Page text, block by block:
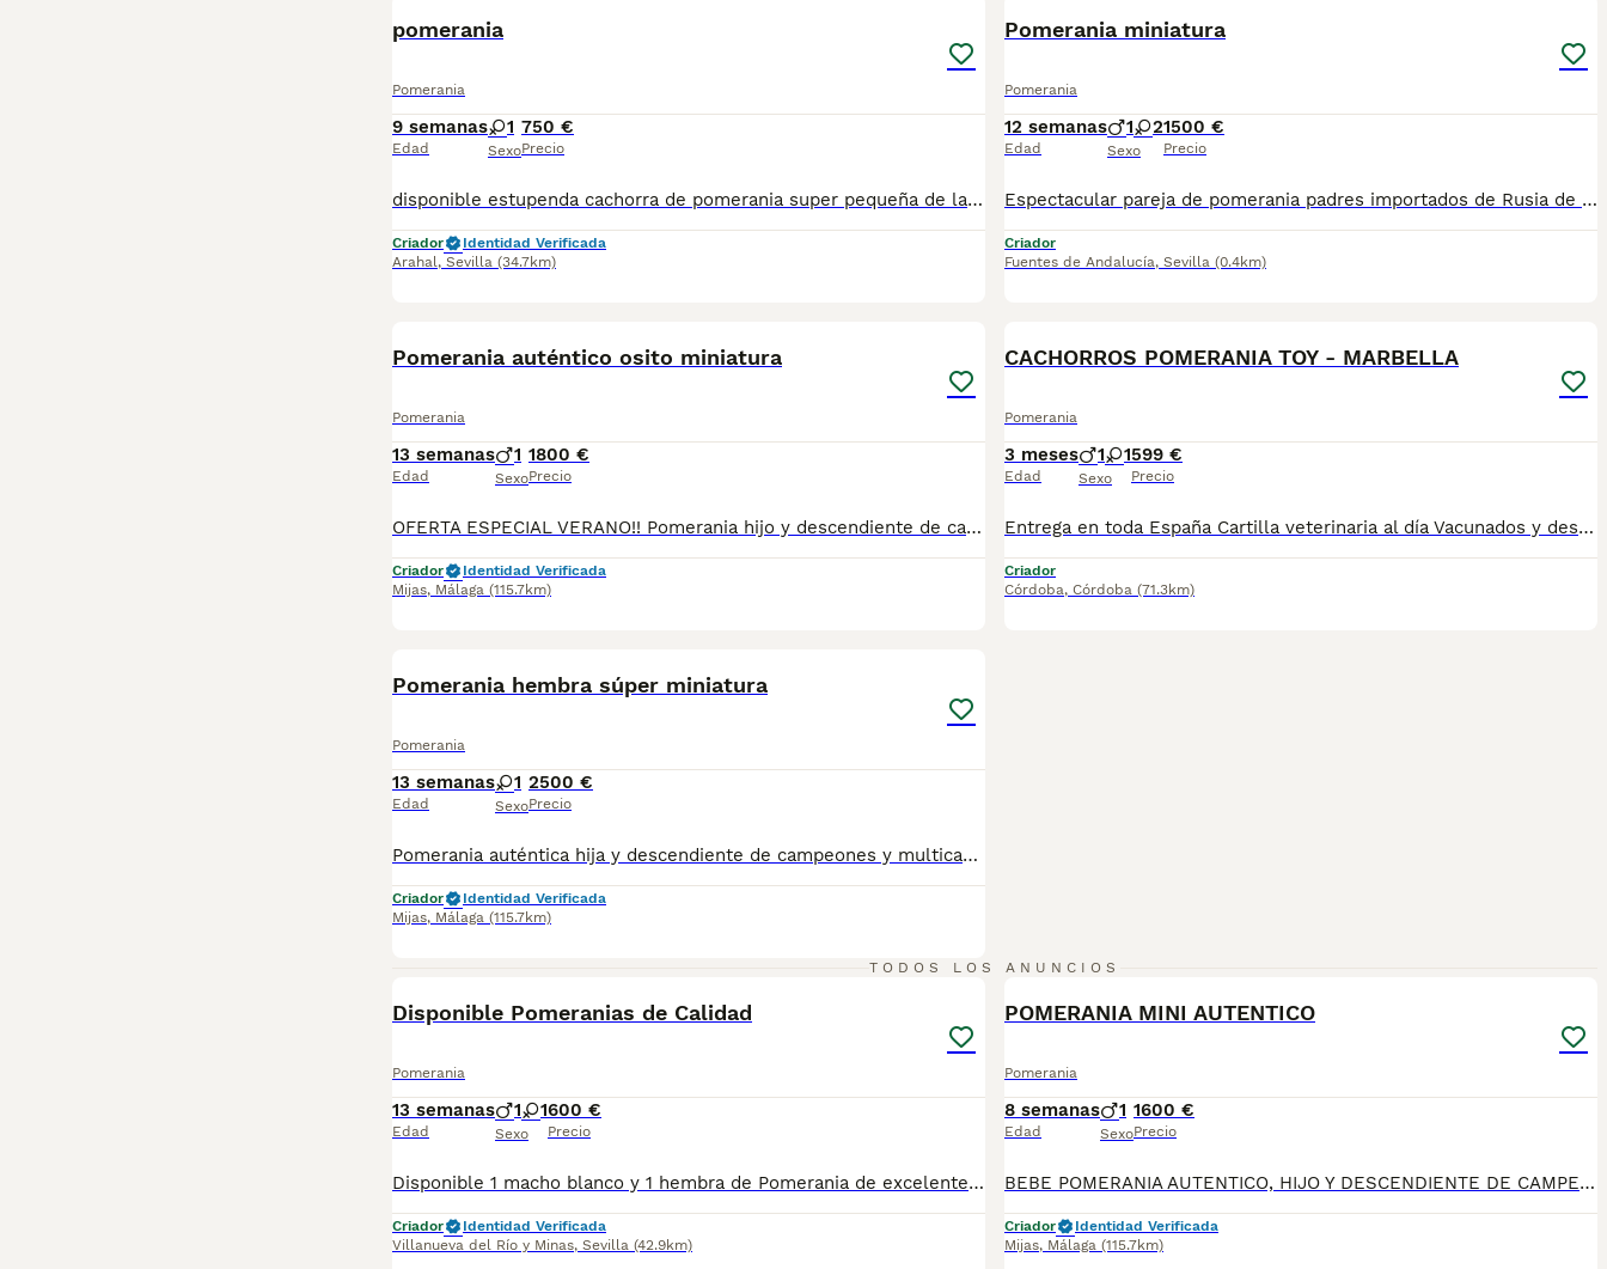
pomerania
Pomerania
9 semanas
Edad
1
Sexo
750 €
Precio
disponible estupenda cachorra de pomerania super pequeña de las mas chica y exclusiva en esta raza super bonita para los mas exigente en esta raza esta vacunada desparasitada y con la cartilla del veterinario ya esta lista para irse a su nuevo hogar hacemos envio a toda españa con posibilidad de contrarembolso llamanos y te informamos cachorros criados en ambiente familiar todos nuestros cachorros van con su contrato
Criador
Identidad Verificada
Arahal, Sevilla (34.7km)
Pomerania miniatura
Pomerania
12 semanas
Edad
1 2
Sexo
1500 €
Precio
Espectacular pareja de pomerania padres importados de Rusia de las mejores sangres cachorros con carita de oso, buenas calidad de pelo buenos aplomos y un gran movimiento
Criador
Fuentes de Andalucía, Sevilla (0.4km)
Pomerania auténtico osito miniatura
Pomerania
13 semanas
Edad
1
Sexo
1800 €
Precio
OFERTA ESPECIAL VERANO!! Pomerania hijo y descendiente de campeones y multicampeones, súper miniatura, un auténtico osito chatito y súper peludo, precioso!! Escríbenos y pregúntanos !!!
Criador
Identidad Verificada
Mijas, Málaga (115.7km)
CACHORROS POMERANIA TOY - MARBELLA
Pomerania
3 meses
Edad
1 1
Sexo
599 €
Precio
Entrega en toda España Cartilla veterinaria al día Vacunados y desparasitados según edad Microchip incluido Revisados por veterinario Cachorros socializados y acostumbrados al contacto humano Asesoramiento antes y después de la entrega 670864332 ADEMAS NO COBRAMOS NI UN EURO POR ADELANTADO , PASA QUE PAGAS Y LUEGO NO TE LLEGA NADA !!!!! los cachorros están socializados y en perfectas condiciones , mejor escríbenos al what y te detallamos info si quieres tener una buena experiencia este es tu sitio. . GRACIAS ,,, , , , , , , .......................................................................
Criador
Córdoba, Córdoba (71.3km)
Pomerania hembra súper miniatura
Pomerania
13 semanas
Edad
1
Sexo
2500 €
Precio
Pomerania auténtica hija y descendiente de campeones y multicampeones. Chata, peluda y súper súper miniatura. Lista para entregar. Maxima calidad y precio especial verano!!!
Criador
Identidad Verificada
Mijas, Málaga (115.7km)
TODOS LOS ANUNCIOS
Disponible Pomeranias de Calidad
Pomerania
13 semanas
Edad
1 1
Sexo
600 €
Precio
Disponible 1 macho blanco y 1 hembra de Pomerania de excelente calidad, están listos para entregar, tienen 3 meses, van con su vacuna y cartilla, hay disponibilidad de envío, más información al privado!! Hembra 700€ Macho 600€
Criador
Identidad Verificada
Villanueva del Río y Minas, Sevilla (42.9km)
POMERANIA MINI AUTENTICO
Pomerania
8 semanas
Edad
1
Sexo
1600 €
Precio
BEBE POMERANIA AUTENTICO, HIJO Y DESCENDIENTE DE CAMPEONES, MACHO. TAMAÑO PEQUEÑO , COLOR NARANJA. EXCELENTE CALIDAD A PRECIO EXCEPCIONAL ESPECIAL AGOSTO. PRECIO DESDE 1.600. PARA MAS INFO AL 633724800 WHATSAPP
Criador
Identidad Verificada
Mijas, Málaga (115.7km)